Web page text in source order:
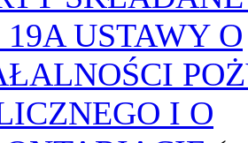
19A USTAWY O
I O